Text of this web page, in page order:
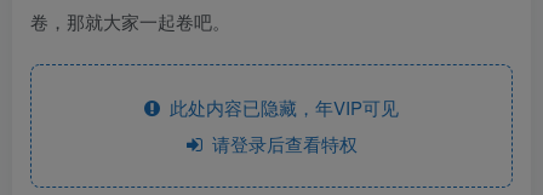
卷，那就大家一起卷吧。
此处内容已隐藏，年VIP可见
请登录后查看特权